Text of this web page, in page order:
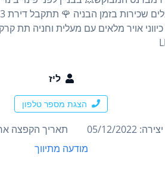
מ״ר + 14 מ״ר מרפסת שמש 3 כיווני אויר מלאים עם
ליז
הצגת מספר טלפון
05/12/2022
תאריך הקפצה אחרון: 25/
מודעה מתיווך